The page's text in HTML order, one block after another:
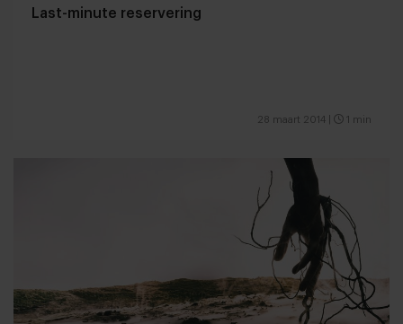
Last-minute reservering
28 maart 2014 1 min